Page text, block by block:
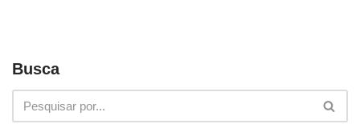
Busca